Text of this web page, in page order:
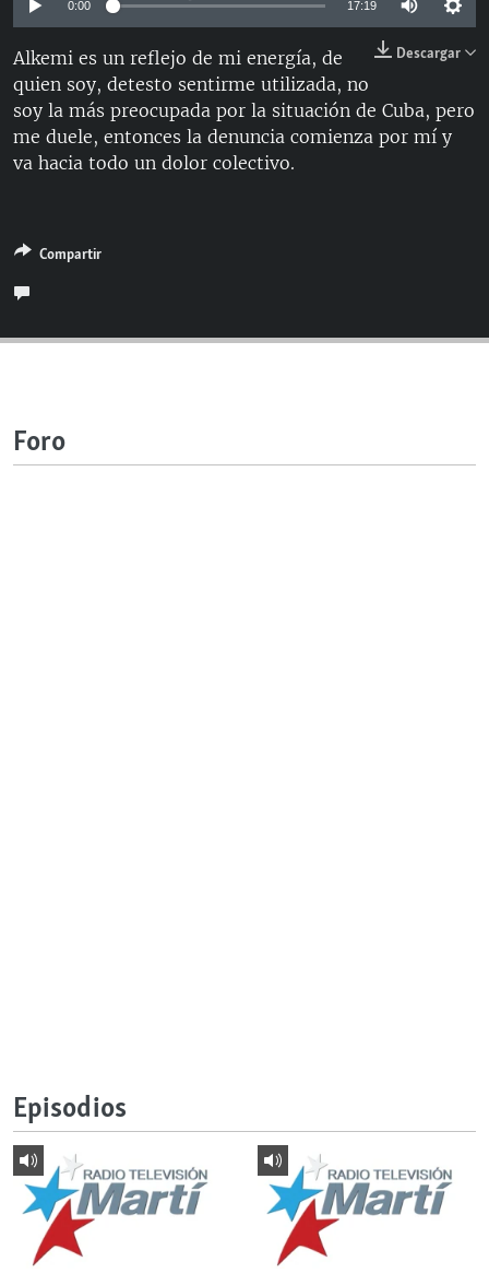
RADIO MARTÍ
ESPECIALES
ESPECIALES
LA REALIDAD DE LA VIVIENDA EN CUBA
LOS SANTOS DE HIALEAH
MULTIMEDIA
EDITORIALES
0:00 17:19
Descargar
Alkemi es un reflejo de mi energía, de
quien soy, detesto sentirme utilizada, no
soy la más preocupada por la situación de Cuba, pero
me duele, entonces la denuncia comienza por mí y
va hacia todo un dolor colectivo.
Compartir
Foro
Episodios